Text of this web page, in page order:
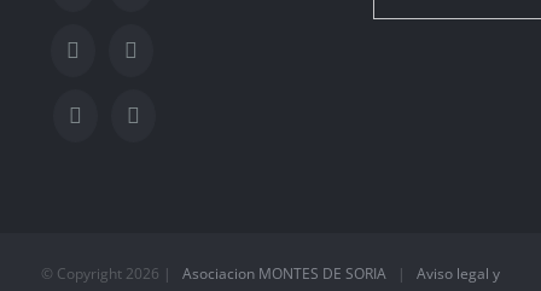
© Copyright 2026 | Asociacion MONTES DE SORIA | Aviso legal y